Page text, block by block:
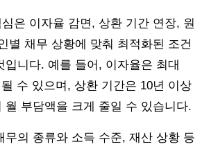
은 이자율 감면, 상환 기간 연장, 원
별 채무 상황에 맞춰 최적화된 조건
입니다. 예를 들어, 이자율은 최대
수 있으며, 상환 기간은 10년 이상
월 부담액을 크게 줄일 수 있습니다.
무의 종류와 소득 수준, 재산 상황 등